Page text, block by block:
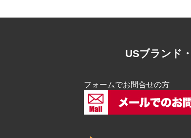
USブランド
フォームでお問合せの方